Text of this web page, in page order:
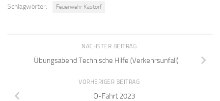
Schlagwörter: Feuerwehr Kastorf
NÄCHSTER BEITRAG
Übungsabend Technische Hilfe (Verkehrsunfall)
VORHERIGER BEITRAG
O-Fahrt 2023